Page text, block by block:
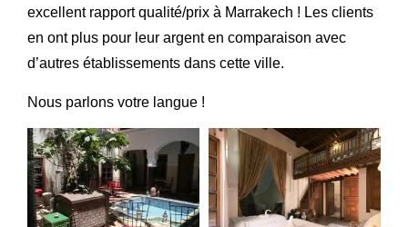
excellent rapport qualité/prix à Marrakech ! Les clients
en ont plus pour leur argent en comparaison avec
d’autres établissements dans cette ville.
Nous parlons votre langue !